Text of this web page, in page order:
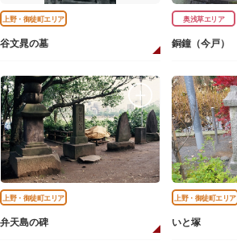
上野・御徒町エリア
谷文晁の墓
奥浅草エリア
銅鐘（今戸）
上野・御徒町エリア
弁天島の碑
上野・御徒町エリア
いと塚